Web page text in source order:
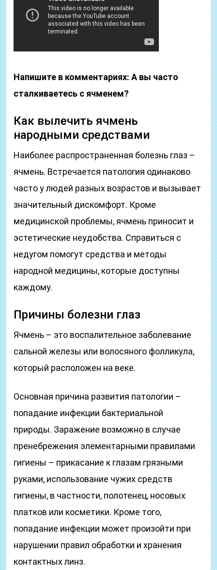
Напишите в комментариях: А вы часто
сталкиваетесь с ячменем?
Как вылечить ячмень
народными средствами
Наиболее распространенная болезнь глаз –
ячмень. Встречается патология одинаково
часто у людей разных возрастов и вызывает
значительный дискомфорт. Кроме
медицинской проблемы, ячмень приносит и
эстетические неудобства. Справиться с
недугом помогут средства и методы
народной медицины, которые доступны
каждому.
Причины болезни глаз
Ячмень – это воспалительное заболевание
сальной железы или волосяного фолликула,
который расположен на веке.
Основная причина развития патологии –
попадание инфекции бактериальной
природы. Заражение возможно в случае
пренебрежения элементарными правилами
гигиены – прикасание к глазам грязными
руками, использование чужих средств
гигиены, в частности, полотенец, носовых
платков или косметики. Кроме того,
попадание инфекции может произойти при
нарушении правил обработки и хранения
контактных линз.